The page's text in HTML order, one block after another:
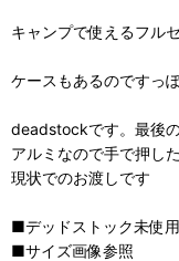
キャンプで使えるフルセ
ケースもあるのですっ
deadstockです。最後
アルミなので手で押し
現状でのお渡しです
■デッドストック未使
■サイズ画像参照